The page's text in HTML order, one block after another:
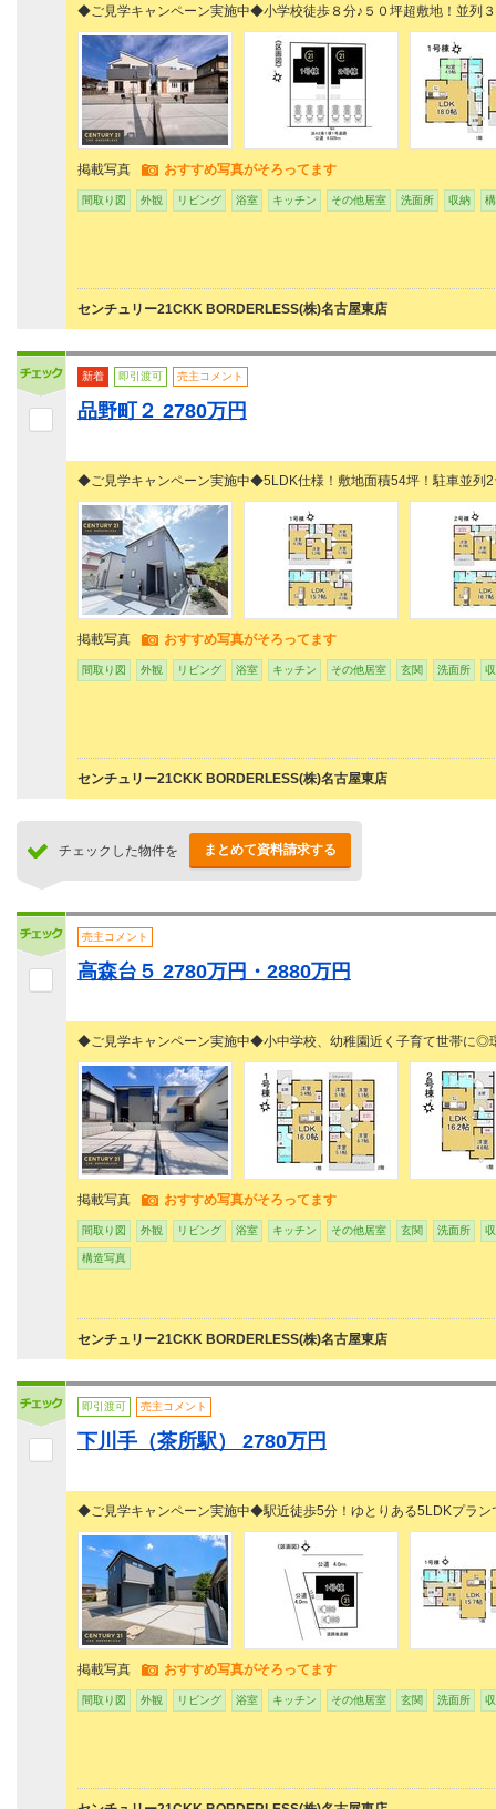
◆ご見学キャンペーン実施中◆小学校徒歩８分♪５０坪超敷地！並列
掲載写真 おすすめ写真がそろってます
間取り図 外観 リビング 浴室 キッチン その他居室 洗面所 収納
センチュリー21CKK BORDERLESS(株)名古屋東店
新着 即引渡可 売主コメント
品野町２ 2780万円
◆ご見学キャンペーン実施中◆5LDK仕様！敷地面積54坪！駐車並列2
掲載写真 おすすめ写真がそろってます
間取り図 外観 リビング 浴室 キッチン その他居室 玄関 洗面所
センチュリー21CKK BORDERLESS(株)名古屋東店
チェックした物件を まとめて資料請求する
売主コメント
高森台５ 2780万円・2880万円
◆ご見学キャンペーン実施中◆小中学校、幼稚園近く子育て世帯に◎
掲載写真 おすすめ写真がそろってます
間取り図 外観 リビング 浴室 キッチン その他居室 玄関 洗面所
構造写真
センチュリー21CKK BORDERLESS(株)名古屋東店
即引渡可 売主コメント
下川手（茶所駅） 2780万円
◆ご見学キャンペーン実施中◆駅近徒歩5分！ゆとりある5LDKプラン
掲載写真 おすすめ写真がそろってます
間取り図 外観 リビング 浴室 キッチン その他居室 玄関 洗面所